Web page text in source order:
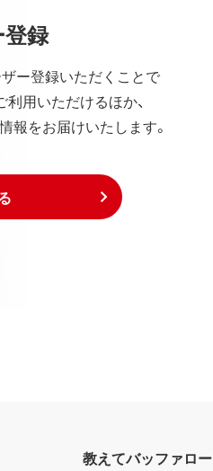
録
ー登録いただくことで
用いただけるほか、
報をお届けいたします。
教えてバッファロー